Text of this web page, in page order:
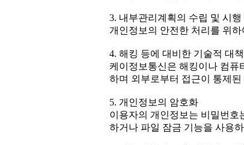
3. 내부관리계획의 수립 및 시행
개인정보의 안전한 처리를 위
4. 해킹 등에 대비한 기술적 대책
케이정보통신은 해킹이나 컴퓨
하며 외부로부터 접근이 통제
5. 개인정보의 암호화
이용자의 개인정보는 비밀번호
하거나 파일 잠금 기능을 사용